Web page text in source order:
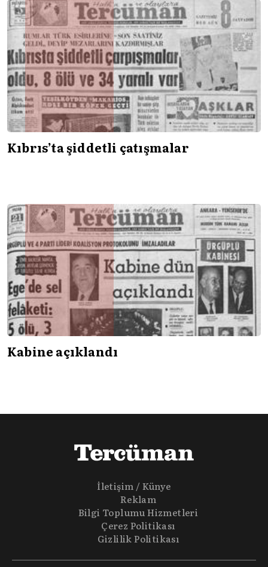
Kıbrıs’ta şiddetli çatışmalar
Kabine açıklandı
İletişim / Künye
Reklam
Bilgi Toplumu Hizmetleri
Çerez Politikası
Gizlilik Politikası